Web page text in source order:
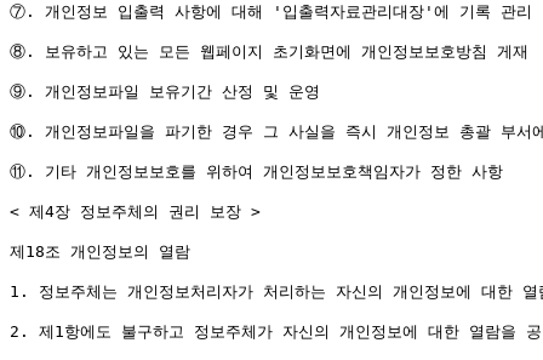
⑦. 개인정보 입출력 사항에 대해 '입출력자료관리대장'에 기록 관리
⑧. 보유하고 있는 모든 웹페이지 초기화면에 개인정보보호방침 게재
⑨. 개인정보파일 보유기간 산정 및 운영
⑩. 개인정보파일을 파기한 경우 그 사실을 즉시 개인정보 총괄 부서
⑪. 기타 개인정보보호를 위하여 개인정보보호책임자가 정한 사항
< 제4장 정보주체의 권리 보장 >
제18조 개인정보의 열람
1. 정보주체는 개인정보처리자가 처리하는 자신의 개인정보에 대한
2. 제1항에도 불구하고 정보주체가 자신의 개인정보에 대한 열람을